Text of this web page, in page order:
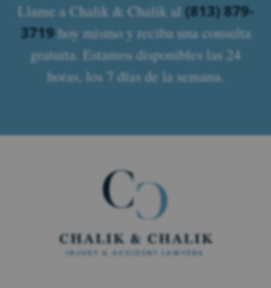
Llame a Chalik & Chalik al (813) 879-
3719hoy mismo y reciba una consulta
gratuita. Estamos disponibles las 24
horas, los 7 días de la semana.